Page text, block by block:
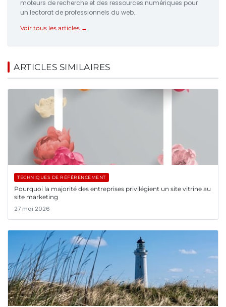
moteurs de recherche et des ressources numériques pour
un lectorat de professionnels du web.
Voir tous les articles →
ARTICLES SIMILAIRES
TECHNIQUES DE RÉFÉRENCEMENT
Pourquoi la majorité des entreprises privilégient un site vitrine au
site marketing
27 mai 2026